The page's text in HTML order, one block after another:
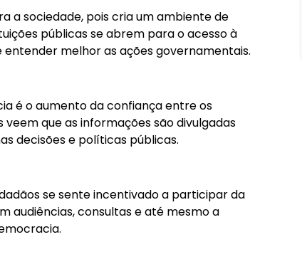
a sociedade, pois cria um ambiente de
públicas se abrem para o acesso à
melhor as ações governamentais.
é o aumento da confiança entre os
que as informações são divulgadas
decisões e políticas públicas.
se sente incentivado a participar da
audiências, consultas e até mesmo a
Prova D’água de 5 Cores – Longa
Duração
Comprar